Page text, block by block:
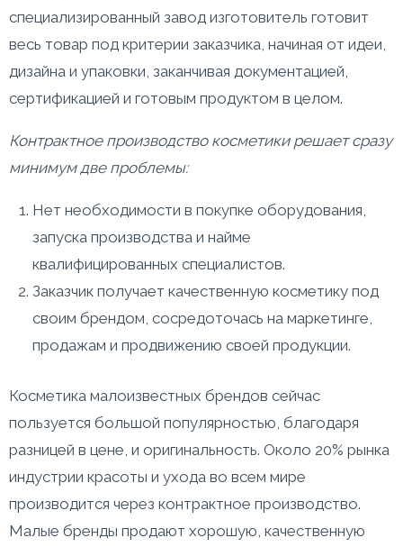
специализированный завод изготовитель готовит
весь товар под критерии заказчика, начиная от идеи,
дизайна и упаковки, заканчивая документацией,
сертификацией и готовым продуктом в целом.
Контрактное производство косметики решает сразу
минимум две проблемы:
Нет необходимости в покупке оборудования,
запуска производства и найме
квалифицированных специалистов.
Заказчик получает качественную косметику под
своим брендом, сосредоточась на маркетинге,
продажам и продвижению своей продукции.
Косметика малоизвестных брендов сейчас
пользуется большой популярностью, благодаря
разницей в цене, и оригинальность. Около 20% рынка
индустрии красоты и ухода во всем мире
производится через контрактное производство.
Малые бренды продают хорошую, качественную